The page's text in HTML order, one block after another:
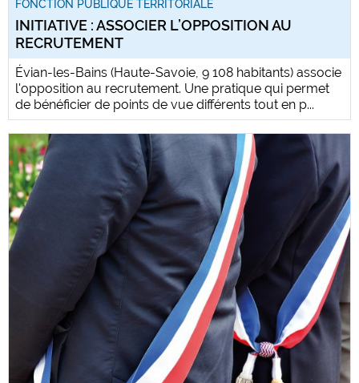
FONCTION PUBLIQUE TERRITORIALE
INITIATIVE : ASSOCIER L’OPPOSITION AU
RECRUTEMENT
Évian-les-Bains (Haute-Savoie, 9 108 habitants) associe
l'opposition au recrutement. Une pratique qui permet
de bénéficier de points de vue différents tout en p...